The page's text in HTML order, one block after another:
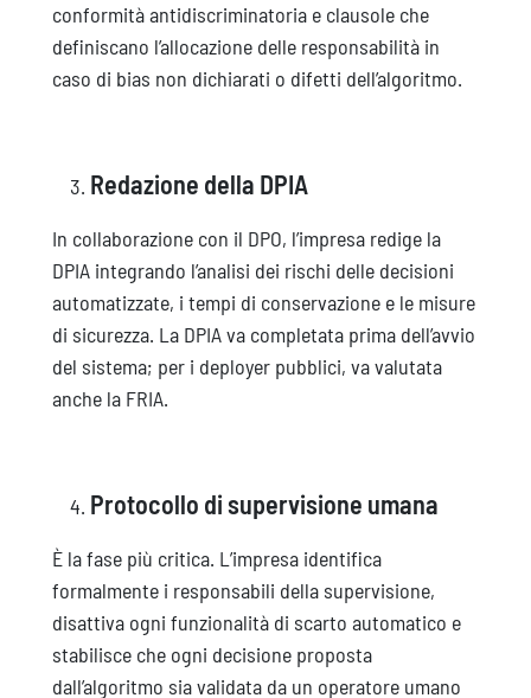
conformità antidiscriminatoria e clausole che
definiscano l’allocazione delle responsabilità in
caso di bias non dichiarati o difetti dell’algoritmo.
Redazione della DPIA
In collaborazione con il DPO, l’impresa redige la
DPIA integrando l’analisi dei rischi delle decisioni
automatizzate, i tempi di conservazione e le misure
di sicurezza. La DPIA va completata prima dell’avvio
del sistema; per i deployer pubblici, va valutata
anche la FRIA.
Protocollo di supervisione umana
È la fase più critica. L’impresa identifica
formalmente i responsabili della supervisione,
disattiva ogni funzionalità di scarto automatico e
stabilisce che ogni decisione proposta
dall’algoritmo sia validata da un operatore umano